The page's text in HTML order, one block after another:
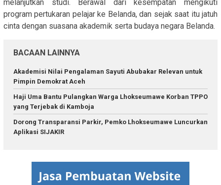
melanjutkan studi. Berawal dari kesempatan mengikuti
program pertukaran pelajar ke Belanda, dan sejak saat itu jatuh
cinta dengan suasana akademik serta budaya negara Belanda.
BACAAN LAINNYA
Akademisi Nilai Pengalaman Sayuti Abubakar Relevan untuk
Pimpin Demokrat Aceh
Haji Uma Bantu Pulangkan Warga Lhokseumawe Korban TPPO
yang Terjebak di Kamboja
Dorong Transparansi Parkir, Pemko Lhokseumawe Luncurkan
Aplikasi SIJAKIR